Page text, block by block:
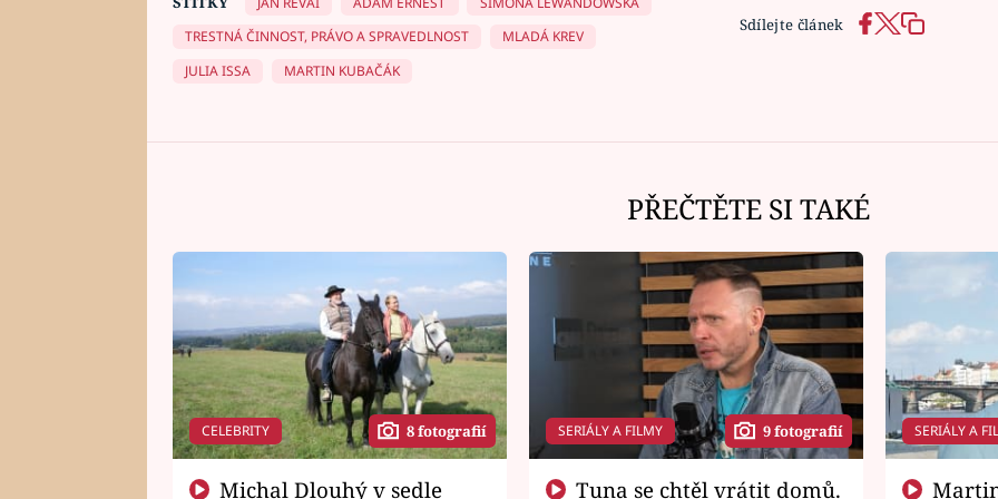
Sdílejte článek
TRESTNÁ ČINNOST, PRÁVO A SPRAVEDLNOST
MLADÁ KREV
JULIA ISSA
MARTIN KUBAČÁK
PŘEČTĚTE SI TAKÉ
CELEBRITY 8 fotografií SERIÁLY A FILMY 9 fotografií SERIÁLY A